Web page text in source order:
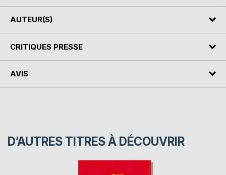
AUTEUR(S)
CRITIQUES PRESSE
AVIS
D’AUTRES TITRES À DÉCOUVRIR